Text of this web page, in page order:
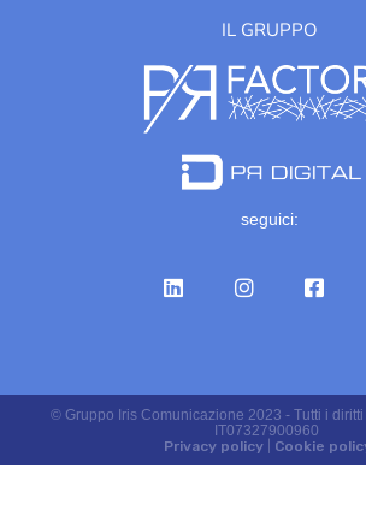
IL GRUPPO
seguici:
© Gruppo Iris Comunicazione 2023 - Tutti i diritti
IT07327900960
Privacy policy| Cookie